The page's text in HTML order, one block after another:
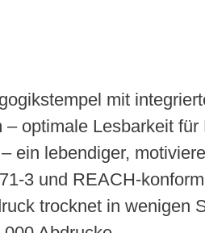
mit
– optimale Lesbarkeit
– ein lebendiger,
3 und REACH-
trocknet in wenigen